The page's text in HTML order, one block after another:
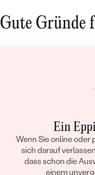
Gute Gründe
Ein
Wenn Sie online oder
sich darauf
dass schon die
einem